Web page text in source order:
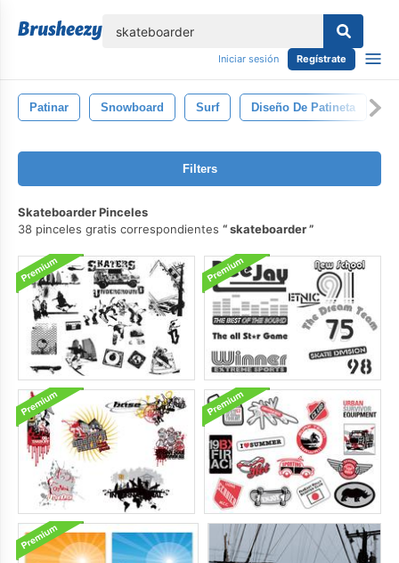
Iniciar sesión Regístrate
Patinar Snowboard Surf Diseño De Patineta
Filters
Skateboarder Pinceles
38 pinceles gratis correspondientes
skateboarder